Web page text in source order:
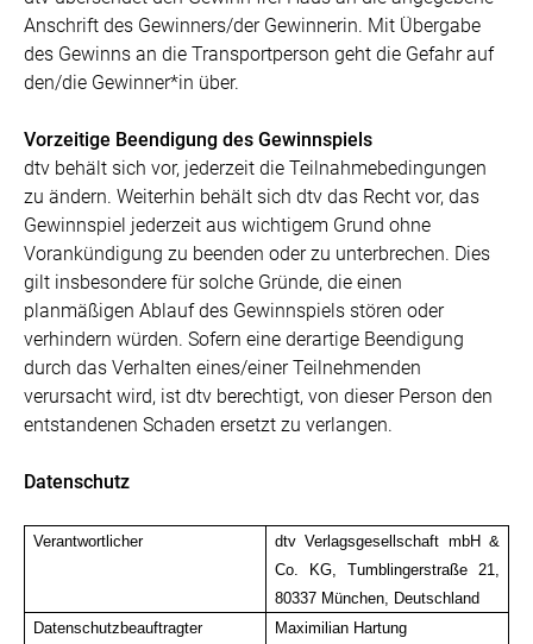
Anschrift des Gewinners/der Gewinnerin. Mit Übergabe
des Gewinns an die Transportperson geht die Gefahr auf
den/die Gewinner*in über.
Vorzeitige Beendigung des Gewinnspiels
dtv behält sich vor, jederzeit die Teilnahmebedingungen
zu ändern. Weiterhin behält sich dtv das Recht vor, das
Gewinnspiel jederzeit aus wichtigem Grund ohne
Vorankündigung zu beenden oder zu unterbrechen. Dies
gilt insbesondere für solche Gründe, die einen
planmäßigen Ablauf des Gewinnspiels stören oder
verhindern würden. Sofern eine derartige Beendigung
durch das Verhalten eines/einer Teilnehmenden
verursacht wird, ist dtv berechtigt, von dieser Person den
entstandenen Schaden ersetzt zu verlangen.
Datenschutz
Verantwortlicher
dtv Verlagsgesellschaft mbH &
Co. KG, Tumblingerstraße 21,
80337 München, Deutschland
Datenschutzbeauftragter
Maximilian Hartung